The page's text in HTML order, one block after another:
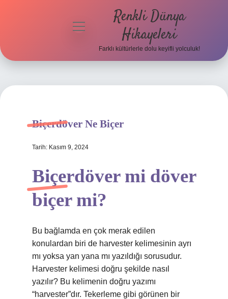
menüyü
Renkli Dünya
Hikayeleri
Farklı kültürlerle dolu keyifli yolculuk!
Biçerdöver Ne Biçer
Tarih: Kasım 9, 2024
Biçerdöver mi döver
biçer mi?
Bu bağlamda en çok merak edilen
konulardan biri de harvester kelimesinin ayrı
mı yoksa yan yana mı yazıldığı sorusudur.
Harvester kelimesi doğru şekilde nasıl
yazılır? Bu kelimenin doğru yazımı
“harvester”dır. Tekerleme gibi görünen bir